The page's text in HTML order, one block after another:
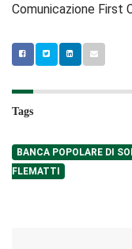
Comunicazione First
Tags
BANCA POPOLARE DI
FLEMATTI